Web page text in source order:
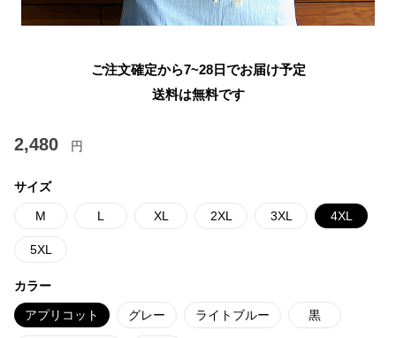
ご注文確定から7~28日でお届け予定
送料は無料です
2,480 円
サイズ
M L XL 2XL 3XL 4XL
5XL
カラー
アプリコット グレー ライトブルー 黒